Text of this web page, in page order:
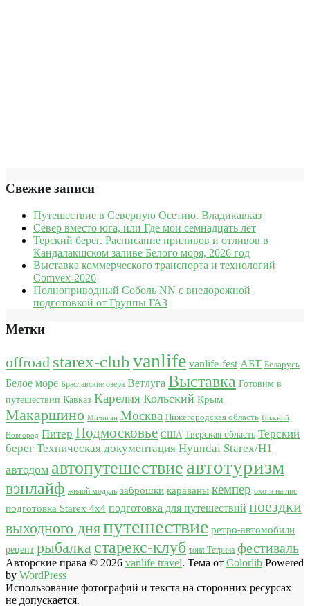
Свежие записи
Путешествие в Северную Осетию. Владикавказ
Север вместо юга, или Где мои семнадцать лет
Терский берег. Расписание приливов и отливов в
Кандалакшском заливе Белого моря, 2026 год
Выставка коммерческого транспорта и технологий
Comvex-2026
Полноприводный Соболь NN с внедорожной
подготовкой от Группы ГАЗ
Метки
offroad starex-clubvanlife vanlife-fest АБТ Беларусь
Белое море Браславские озера Ветлуга Выставка Готовим в
путешествии Кавказ Карелия Кольский Крым
Макаршино Мичиган Москва Нижегородская область Нижний
Новгород Питер Подмосковье США Тверская область Терский
берег Техническая документация Hyundai Starex/H1
автодом автопутешествие автотуризм
вэнлайф жилой модуль заброшки караваны кемпер охота на лис
подготовка Starex 4x4 подготовка для путешествий поездки
выходного дняпутешествие ретро-автомобили
рецепт рыбалка старекс-клуб тоня Тетрина фестиваль
Авторские права © 2026 vanlife travel. Тема от Colorlib Powered
by WordPress
Использование фотографий и текста на сторонних ресурсах
не допускается.